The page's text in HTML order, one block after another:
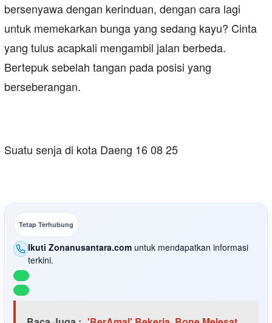
bersenyawa dengan kerinduan, dengan cara lagi
untuk memekarkan bunga yang sedang kayu? Cinta
yang tulus acapkali mengambil jalan berbeda.
Bertepuk sebelah tangan pada posisi yang
berseberangan.
Suatu senja di kota Daeng 16 08 25
Tetap Terhubung
Ikuti Zonanusantara.com untuk mendapatkan informasi
terkini.